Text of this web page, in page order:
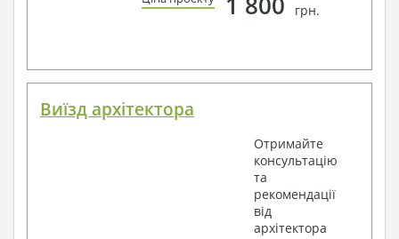
грн.
Виїзд архітектора
Отримайте
консультацію
та
рекомендації
від
архітектора